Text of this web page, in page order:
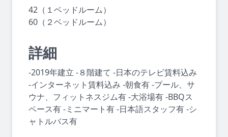
42（１ベッドルーム）
60（２ベッドルーム）
詳細
-2019年建立 -８階建て -日本のテレビ賃料込み
-インターネット賃料込み -朝食有 -プール、サ
ウナ、フィットネスジム有 -大浴場有 -BBQス
ペース有 -ミニマート有 -日本語スタッフ有 -シ
ャトルバス有